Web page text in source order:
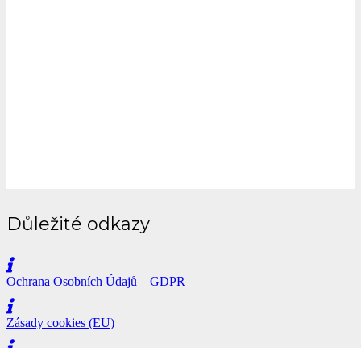
Důležité odkazy
Ochrana Osobních Údajů – GDPR
Zásady cookies (EU)